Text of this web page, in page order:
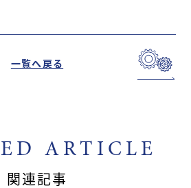
一覧へ戻る
ARTICLE
関連記事